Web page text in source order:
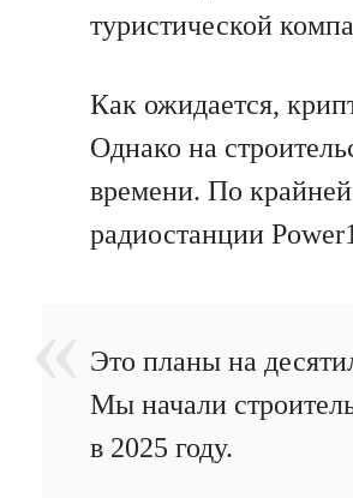
туристической
Как ожидается,
Однако на
времени. По
радиостанции
Это планы на
Мы начали
в 2025 году.